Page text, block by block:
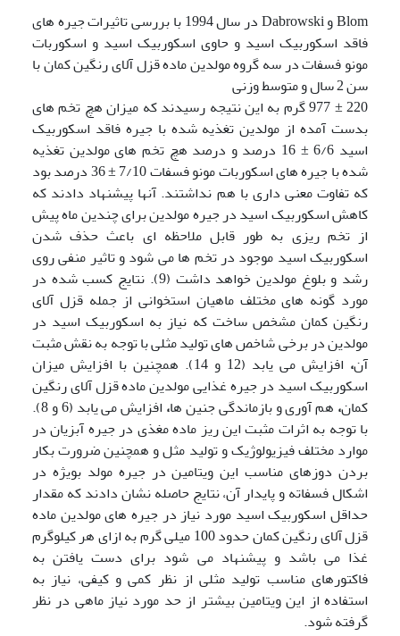
Blom و Dabrowski در سال 1994 با بررسی تاثیرات جیره های
فاقد اسکوربیک اسید و حاوی اسکوربیک اسید و اسکوربات
مونو فسفات در سه گروه مولدین ماده قزل آلای رنگین کمان با
سن 2 سال و متوسط وزنی
220 ± 977 گرم به این نتیجه رسیدند که میزان هچ تخم های
بدست آمده از مولدین تغذیه شده با جیره فاقد اسکوربیک
اسید 6/6 ± 16 درصد و درصد هچ تخم های مولدین تغذیه
شده با جیره های اسکوربات مونو فسفات 7/10 ± 36 درصد بود
که تفاوت معنی داری با هم نداشتند. آنها پیشنهاد دادند که
کاهش اسکوربیک اسید در جیره مولدین برای چندین ماه پیش
از تخم ریزی به طور قابل ملاحظه ای باعث حذف شدن
اسکوربیک اسید موجود در تخم ها می شود و تاثیر منفی روی
رشد و بلوغ مولدین خواهد داشت (9). نتایج کسب شده در
مورد گونه های مختلف ماهیان استخوانی از جمله قزل آلای
رنگین کمان مشخص ساخت که نیاز به اسکوربیک اسید در
مولدین در برخی شاخص های تولید مثلی با توجه به نقش مثبت
آن،
افزایش می یابد (12 و 14). همچنین با افزایش میزان
اسکوربیک اسید در جیره غذایی مولدین ماده قزل آلای رنگین
کمان، هم آوری و بازماندگی جنین ها،
افزایش می یابد (6 و 8).
با توجه به اثرات مثبت این ریز ماده مغذی در جیره آبزیان در
موارد مختلف فیزیولوژیک و تولید مثل و همچنین ضرورت بکار
بردن دوزهای مناسب این ویتامین در جیره مولد بویژه در
اشکال فسفاته و پایدار آن، نتایج حاصله نشان دادند که مقدار
حداقل اسکوربیک اسید مورد نیاز در جیره های مولدین ماده
قزل آلای رنگین کمان حدود 100 میلی گرم به ازای هر کیلوگرم
غذا می باشد و پیشنهاد می شود برای دست یافتن به
فاکتورهای مناسب تولید مثلی از نظر کمی و کیفی، نیاز به
استفاده از این ویتامین بیشتر از حد مورد نیاز ماهی در نظر
گرفته شود.